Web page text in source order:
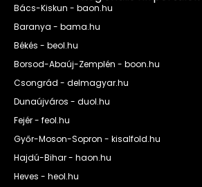
Bács-Kiskun - baon.hu
Baranya - bama.hu
Békés - beol.hu
Borsod-Abaúj-Zemplén - boon.hu
Csongrád - delmagyar.hu
Dunaújváros - duol.hu
Fejér - feol.hu
Győr-Moson-Sopron - kisalfold.hu
Hajdú-Bihar - haon.hu
Heves - heol.hu